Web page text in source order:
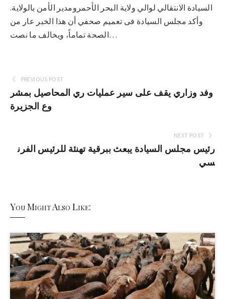
السيادة الانتقالي لوالي ولاية البحر الأحمرومدير الأمن بالولاية.
وأكد مجلس السيادة فى تعميم صحفي أن هذا الخبر عار من
الصحة تماماً، ويخالف ما نصت…
PREVIOUS POST
وفد وزاري يقف على سير عمليات ري المحاصيل بمشر
وع الجزيرة
NEXT POST
رئيس مجلس السيادة يبعث ببرقية تهنئة للرئيس الفرن
سي
You Might Also Like: